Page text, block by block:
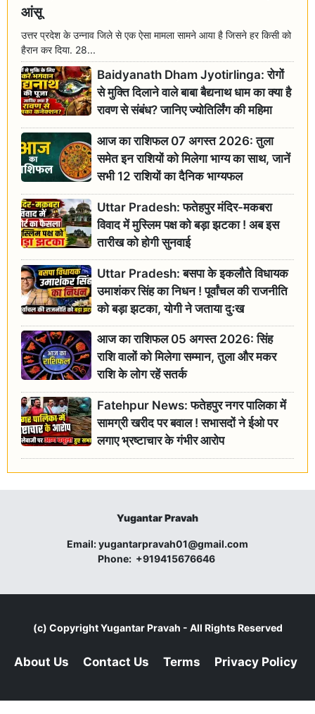
आंसू
उत्तर प्रदेश के उन्नाव जिले से एक ऐसा मामला सामने आया है जिसने हर किसी को
हैरान कर दिया. 28...
Baidyanath Dham Jyotirlinga: रोगों
से मुक्ति दिलाने वाले बाबा बैद्यनाथ धाम का क्या है
रावण से संबंध? जानिए ज्योतिर्लिंग की महिमा
आज का राशिफल 07 अगस्त 2026: तुला
समेत इन राशियों को मिलेगा भाग्य का साथ, जानें
सभी 12 राशियों का दैनिक भाग्यफल
Uttar Pradesh: फतेहपुर मंदिर-मकबरा
विवाद में मुस्लिम पक्ष को बड़ा झटका ! अब इस
तारीख को होगी सुनवाई
Uttar Pradesh: बसपा के इकलौते विधायक
उमाशंकर सिंह का निधन ! पूर्वांचल की राजनीति
को बड़ा झटका, योगी ने जताया दुःख
आज का राशिफल 05 अगस्त 2026: सिंह
राशि वालों को मिलेगा सम्मान, तुला और मकर
राशि के लोग रहें सतर्क
Fatehpur News: फतेहपुर नगर पालिका में
सामग्री खरीद पर बवाल ! सभासदों ने ईओ पर
लगाए भ्रष्टाचार के गंभीर आरोप
Yugantar Pravah
Email:yugantarpravah01@gmail.com
Phone: +919415676646
(c) CopyrightYugantar Pravah - All Rights Reserved
About Us Contact Us Terms Privacy Policy